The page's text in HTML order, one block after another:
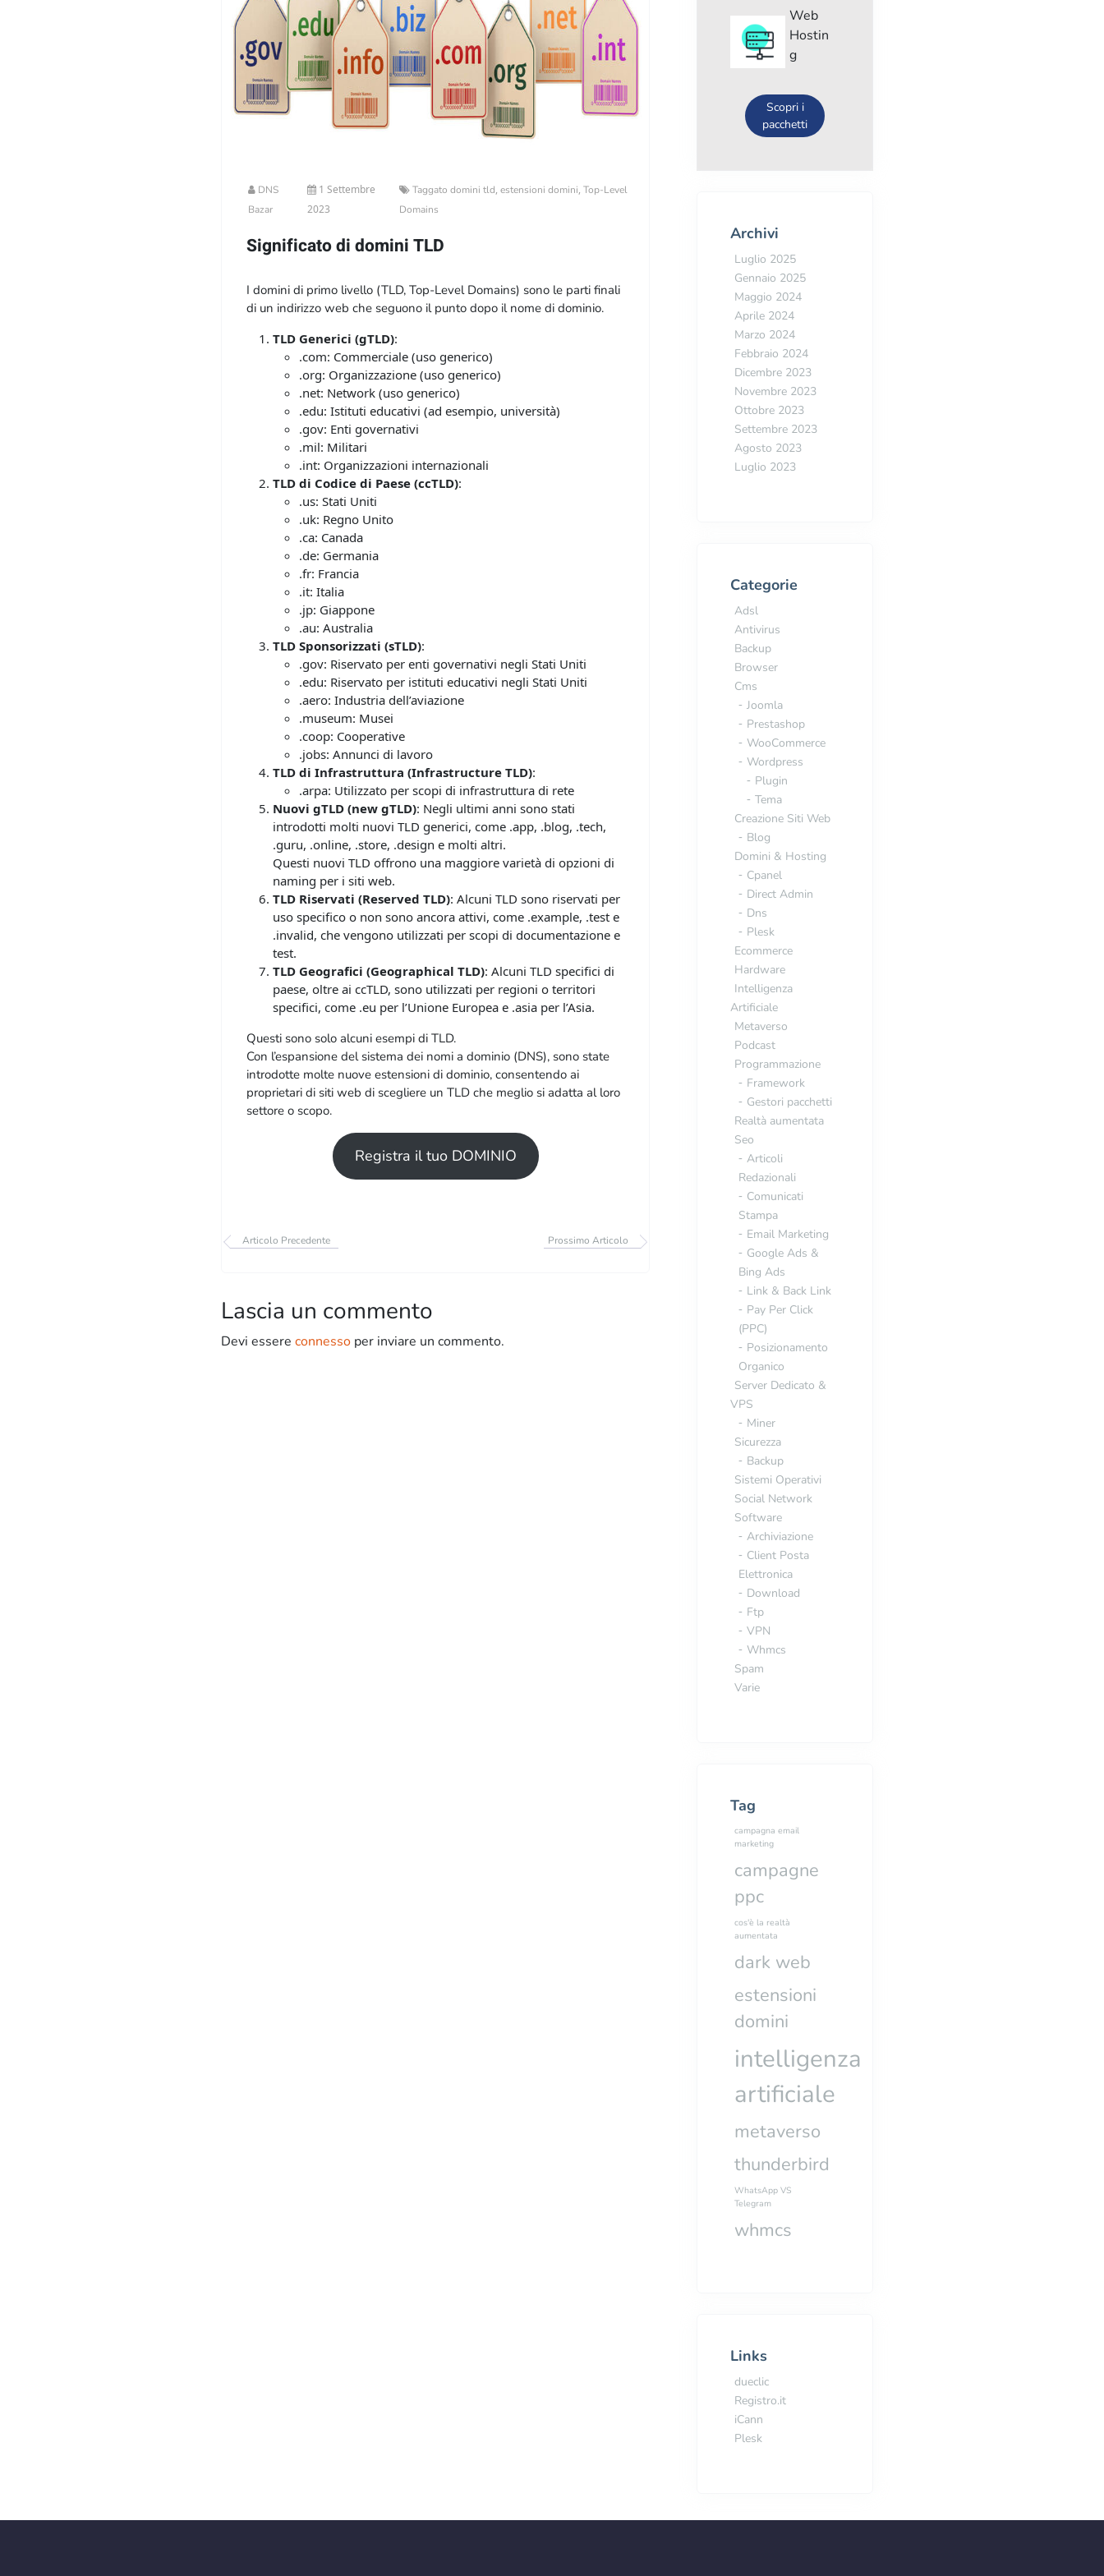
DNS
Bazar
1 Settembre
2023
Taggatodomini tld,estensioni domini,Top-Level
Domains
Significato di domini TLD
I domini di primo livello (TLD, Top-Level Domains) sono le parti finali
di un indirizzo web che seguono il punto dopo il nome di dominio.
Ecco alcuni esempi di TLD:
TLD Generici (gTLD):
.com: Commerciale (uso generico)
.org: Organizzazione (uso generico)
.net: Network (uso generico)
.edu: Istituti educativi (ad esempio, università)
.gov: Enti governativi
.mil: Militari
.int: Organizzazioni internazionali
TLD di Codice di Paese (ccTLD):
.us: Stati Uniti
.uk: Regno Unito
.ca: Canada
.de: Germania
.fr: Francia
.it: Italia
.jp: Giappone
.au: Australia
TLD Sponsorizzati (sTLD):
.gov: Riservato per enti governativi negli Stati Uniti
.edu: Riservato per istituti educativi negli Stati Uniti
.aero: Industria dell’aviazione
.museum: Musei
.coop: Cooperative
.jobs: Annunci di lavoro
TLD di Infrastruttura (Infrastructure TLD):
.arpa: Utilizzato per scopi di infrastruttura di rete
Nuovi gTLD (new gTLD): Negli ultimi anni sono stati
introdotti molti nuovi TLD generici, come .app, .blog, .tech,
.guru, .online, .store, .design e molti altri.
Questi nuovi TLD offrono una maggiore varietà di opzioni di
naming per i siti web.
TLD Riservati (Reserved TLD): Alcuni TLD sono riservati per
uso specifico o non sono ancora attivi, come .example, .test e
.invalid, che vengono utilizzati per scopi di documentazione e
test.
TLD Geografici (Geographical TLD): Alcuni TLD specifici di
paese, oltre ai ccTLD, sono utilizzati per regioni o territori
specifici, come .eu per l’Unione Europea e .asia per l’Asia.
Questi sono solo alcuni esempi di TLD.
Con l’espansione del sistema dei nomi a dominio (DNS), sono state
introdotte molte nuove estensioni di dominio, consentendo ai
proprietari di siti web di scegliere un TLD che meglio si adatta al loro
settore o scopo.
Registra il tuo DOMINIO
Articolo Precedente Prossimo Articolo
Lascia un commento
Devi essere connessoper inviare un commento.
Web
Hostin
g
Scopri i
pacchetti
Archivi
Luglio 2025
Gennaio 2025
Maggio 2024
Aprile 2024
Marzo 2024
Febbraio 2024
Dicembre 2023
Novembre 2023
Ottobre 2023
Settembre 2023
Agosto 2023
Luglio 2023
Categorie
Adsl
Antivirus
Backup
Browser
Cms
Joomla
Prestashop
WooCommerce
Wordpress
Plugin
Tema
Creazione Siti Web
Blog
Domini & Hosting
Cpanel
Direct Admin
Dns
Plesk
Ecommerce
Hardware
Intelligenza
Artificiale
Metaverso
Podcast
Programmazione
Framework
Gestori pacchetti
Realtà aumentata
Seo
Articoli
Redazionali
Comunicati
Stampa
Email Marketing
Google Ads &
Bing Ads
Link & Back Link
Pay Per Click
(PPC)
Posizionamento
Organico
Server Dedicato &
VPS
Miner
Sicurezza
Backup
Sistemi Operativi
Social Network
Software
Archiviazione
Client Posta
Elettronica
Download
Ftp
VPN
Whmcs
Spam
Varie
Tag
campagna email
marketing
campagne
ppc
cos'è la realtà
aumentata
dark web
estensioni
domini
intelligenza
artificiale
metaverso
thunderbird
WhatsApp VS
Telegram
whmcs
Links
dueclic
Registro.it
iCann
Plesk